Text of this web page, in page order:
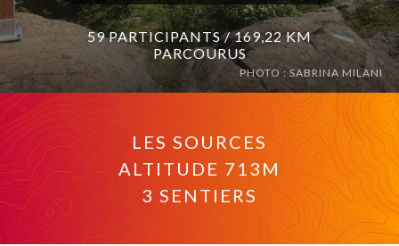
59 PARTICIPANTS / 169,22 KM
PARCOURUS
PHOTO : SABRINA MILANI
LES SOURCES
ALTITUDE 713M
3 SENTIERS